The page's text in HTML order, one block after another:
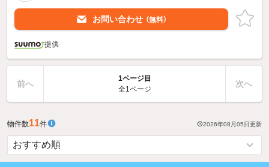
お問い合わせ （無料）
提供
前へ
1ページ目
全1ページ
次へ
物件数11件 2026年08月05日更新